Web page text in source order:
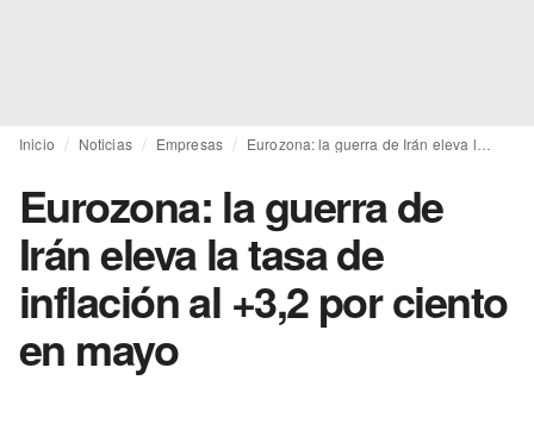
Inicio Noticias Empresas
Eurozona: la guerra de
Irán eleva la tasa de
inflación al +3,2 por ciento
en mayo